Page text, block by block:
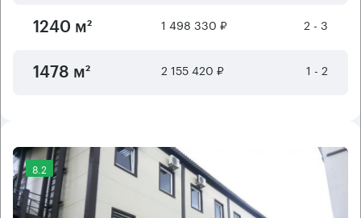
1240 м² 1 498 330 ₽ 2 - 3
1478 м² 2 155 420 ₽ 1 - 2
8.2